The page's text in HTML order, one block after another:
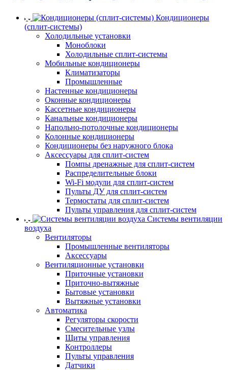
Кондиционеры
(сплит-системы)
Холодильные установки
Моноблоки
Холодильные сплит-системы
Мобильные кондиционеры
Климатизаторы
Промышленные
Настенные кондиционеры
Оконные кондиционеры
Кассетные кондиционеры
Канальные кондиционеры
Напольно-потолочные кондиционеры
Колонные кондиционеры
Кондиционеры без наружного блока
Аксессуары для сплит-систем
Помпы дренажные для сплит-систем
Распределительные блоки
Wi-Fi модули для сплит-систем
Пульты ДУ для сплит-систем
Термостаты для сплит-систем
Пульты управления для сплит-систем
Системы вентиляции
воздуха
Вентиляторы
Промышленные вентиляторы
Аксессуары
Вентиляционные установки
Приточные установки
Приточно-вытяжные
Бытовые установки
Вытяжные установки
Автоматика
Регуляторы скорости
Смесительные узлы
Щиты управления
Контроллеры
Пульты управления
Датчики